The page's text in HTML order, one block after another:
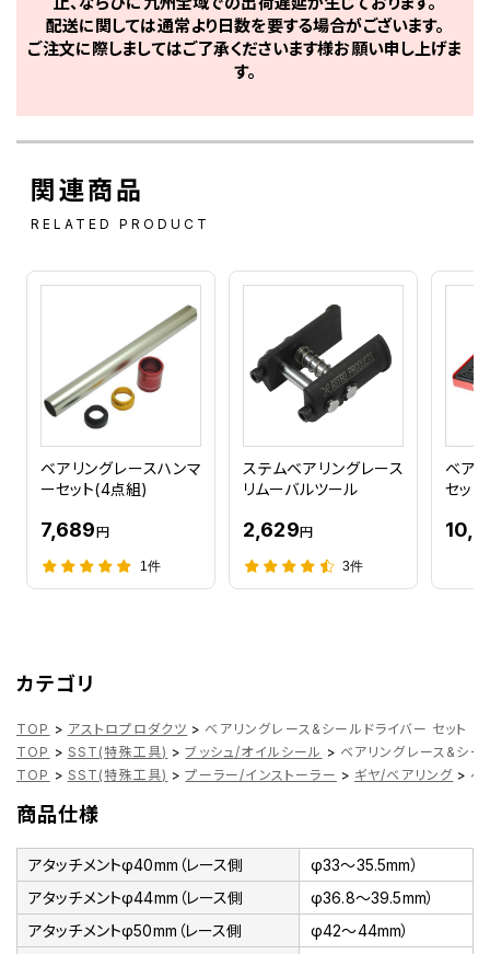
配送に関しては通常より日数を要する場合がございます。
ご注文に際しましてはご了承くださいます様お願い申し上げま
す。
関連商品
RELATED PRODUCT
ベアリングレースハンマ
ーセット(4点組)
7,689円
1件
ステムベアリングレース
リムーバルツール
2,629円
3件
ベア
セッ
カテゴリ
TOP > アストロプロダクツ > ベアリングレース&シールドライバー セット
TOP > SST(特殊工具) > ブッシュ/オイルシール > ベアリングレース&シー
TOP > SST(特殊工具) > プーラー/インストーラー > ギヤ/ベアリング > ベ
商品仕様
アタッチメントφ40mm（レース側
φ33～35.5mm）
アタッチメントφ44mm（レース側
φ36.8～39.5mm）
アタッチメントφ50mm（レース側
φ42～44mm）